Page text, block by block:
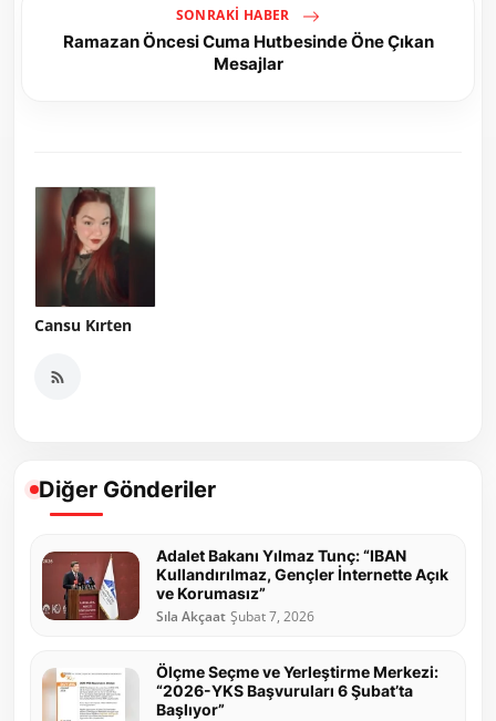
SONRAKI HABER
Ramazan Öncesi Cuma Hutbesinde Öne Çıkan
Mesajlar
Cansu Kırten
Diğer Gönderiler
Adalet Bakanı Yılmaz Tunç: “IBAN
Kullandırılmaz, Gençler İnternette Açık
ve Korumasız”
Sıla Akçaat Şubat 7, 2026
Ölçme Seçme ve Yerleştirme Merkezi:
“2026-YKS Başvuruları 6 Şubat’ta
Başlıyor”